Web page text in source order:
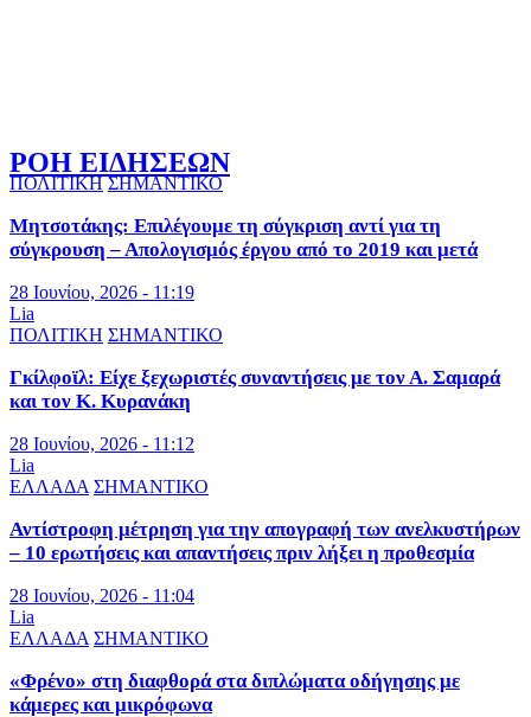
ΡΟΗ ΕΙΔΗΣΕΩΝ
ΠΟΛΙΤΙΚΗ ΣΗΜΑΝΤΙΚΟ
Μητσοτάκης: Επιλέγουμε τη σύγκριση αντί για τη
σύγκρουση – Απολογισμός έργου από το 2019 και μετά
28 Ιουνίου, 2026 - 11:19
Lia
ΠΟΛΙΤΙΚΗ ΣΗΜΑΝΤΙΚΟ
Γκίλφοϊλ: Είχε ξεχωριστές συναντήσεις με τον Α. Σαμαρά
και τον Κ. Κυρανάκη
28 Ιουνίου, 2026 - 11:12
Lia
ΕΛΛΑΔΑ ΣΗΜΑΝΤΙΚΟ
Αντίστροφη μέτρηση για την απογραφή των ανελκυστήρων
– 10 ερωτήσεις και απαντήσεις πριν λήξει η προθεσμία
28 Ιουνίου, 2026 - 11:04
Lia
ΕΛΛΑΔΑ ΣΗΜΑΝΤΙΚΟ
«Φρένο» στη διαφθορά στα διπλώματα οδήγησης με
κάμερες και μικρόφωνα